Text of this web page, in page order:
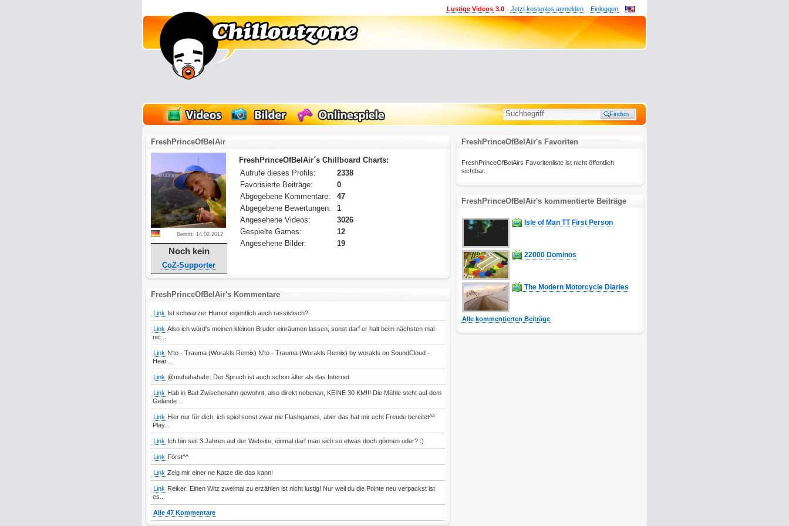
Einloggen
Jetzt kostenlos anmelden
Lustige Videos 3.0
FreshPrinceOfBelAir
Beitritt: 14.02.2012
Noch kein
CoZ-Supporter
FreshPrinceOfBelAir´s Chillboard Charts:
Aufrufe dieses Profils:
2338
Favorisierte Beiträge:
0
Abgegebene Kommentare:
47
Abgegebene Bewertungen:
1
Angesehene Videos:
3026
Gespielte Games:
12
Angesehene Bilder:
19
FreshPrinceOfBelAir's Kommentare
Link Ist schwarzer Humor eigentlich auch rassistisch?
Link Also ich würd's meinen kleinen Bruder einräumen lassen, sonst darf er halt beim nächsten mal
nic...
Link N'to - Trauma (Worakls Remix) N'to - Trauma (Worakls Remix) by worakls on SoundCloud -
Hear ...
Link @muhahahahr: Der Spruch ist auch schon älter als das Internet
Link Hab in Bad Zwischenahn gewohnt, also direkt nebenan, KEINE 30 KM!!! Die Mühle steht auf dem
Gelände ...
Link Hier nur für dich, ich spiel sonst zwar nie Flashgames, aber das hat mir echt Freude bereitet^^
Play...
Link Ich bin seit 3 Jahren auf der Website, einmal darf man sich so etwas doch gönnen oder? :)
Link Först^^
Link Zeig mir einer ne Katze die das kann!
Link Reiker: Einen Witz zweimal zu erzählen ist nicht lustig! Nur weil du die Pointe neu verpackst ist
es...
Alle 47 Kommentare
FreshPrinceOfBelAir's Favoriten
FreshPrinceOfBelAirs Favoritenliste ist nicht öffentlich
sichtbar.
FreshPrinceOfBelAir's kommentierte Beiträge
Isle of Man TT First Person
22000 Dominos
The Modern Motorcycle Diaries
Alle kommentierten Beiträge